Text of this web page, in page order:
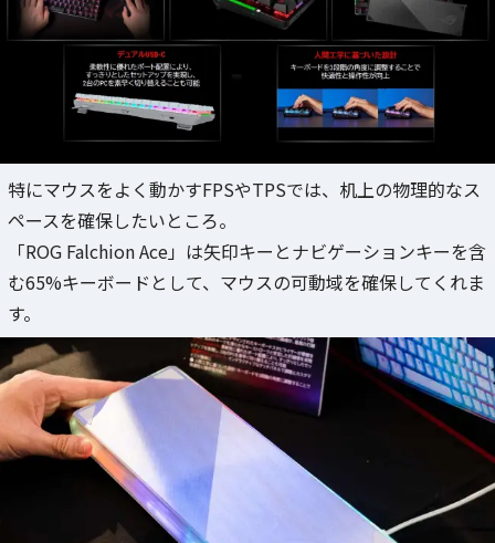
特にマウスをよく動かすFPSやTPSでは、机上の物理的なス
ペースを確保したいところ。
「ROG Falchion Ace」は矢印キーとナビゲーションキーを含
む65%キーボードとして、マウスの可動域を確保してくれま
す。